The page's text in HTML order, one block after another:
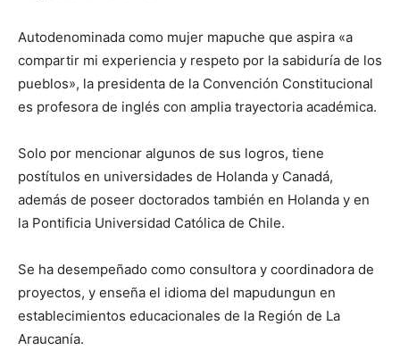
Autodenominada como mujer mapuche que aspira «a
compartir mi experiencia y respeto por la sabiduría de los
pueblos», la presidenta de la Convención Constitucional
es profesora de inglés con amplia trayectoria académica.
Solo por mencionar algunos de sus logros, tiene
postítulos en universidades de Holanda y Canadá,
además de poseer doctorados también en Holanda y en
la Pontificia Universidad Católica de Chile.
Se ha desempeñado como consultora y coordinadora de
proyectos, y enseña el idioma del mapudungun en
establecimientos educacionales de la Región de La
Araucanía.